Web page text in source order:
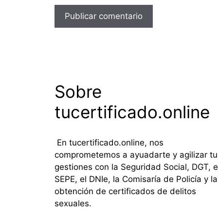
Sobre
tucertificado.online
En tucertificado.online, nos
comprometemos a ayuadarte y agilizar
gestiones con la Seguridad Social, DGT,
SEPE, el DNIe, la Comisaría de Policía y la
obtención de certificados de delitos
sexuales.